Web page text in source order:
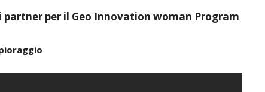
per il Geo Innovation woman Program